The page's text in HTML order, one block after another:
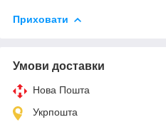
Приховати
Умови доставки
Нова Пошта
Укрпошта